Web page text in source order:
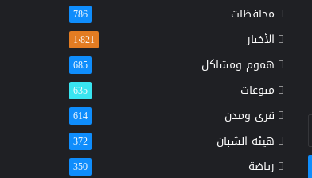
محافظات 786
الأخبار 1٬821
هموم ومشاكل 685
منوعات 635
قرى ومدن 614
هيئة الشبان 372
رياضة 350